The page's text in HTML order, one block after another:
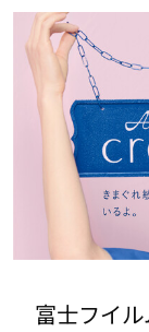
富士フイル